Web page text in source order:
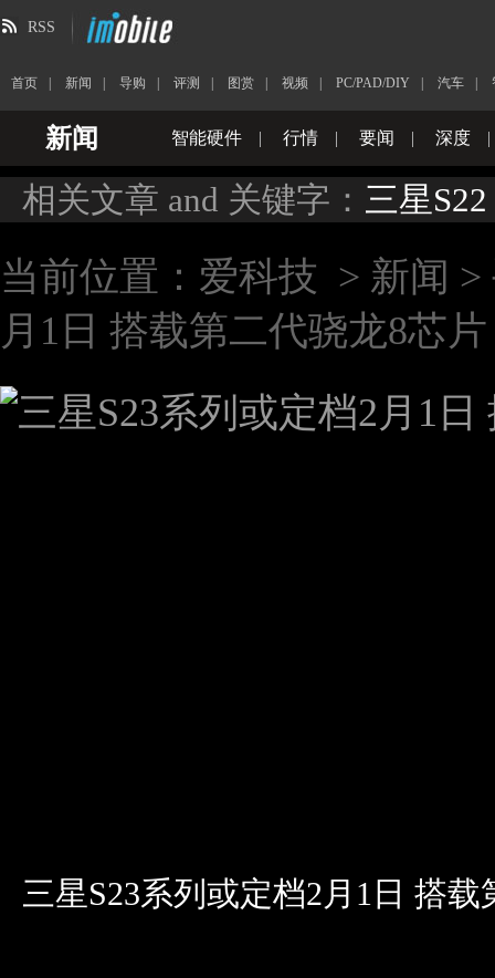
RSS
首页 新闻 导购 评测 图赏 视频 PC/PAD/DIY 汽车
新闻 智能硬件 | 行情 | 要闻 | 深度 |
相关文章 and 关键字： 三星S22
当前位置： 爱科技 > 新闻 >
月1日 搭载第二代骁龙8芯片
三星S23系列或定档2月1日 搭